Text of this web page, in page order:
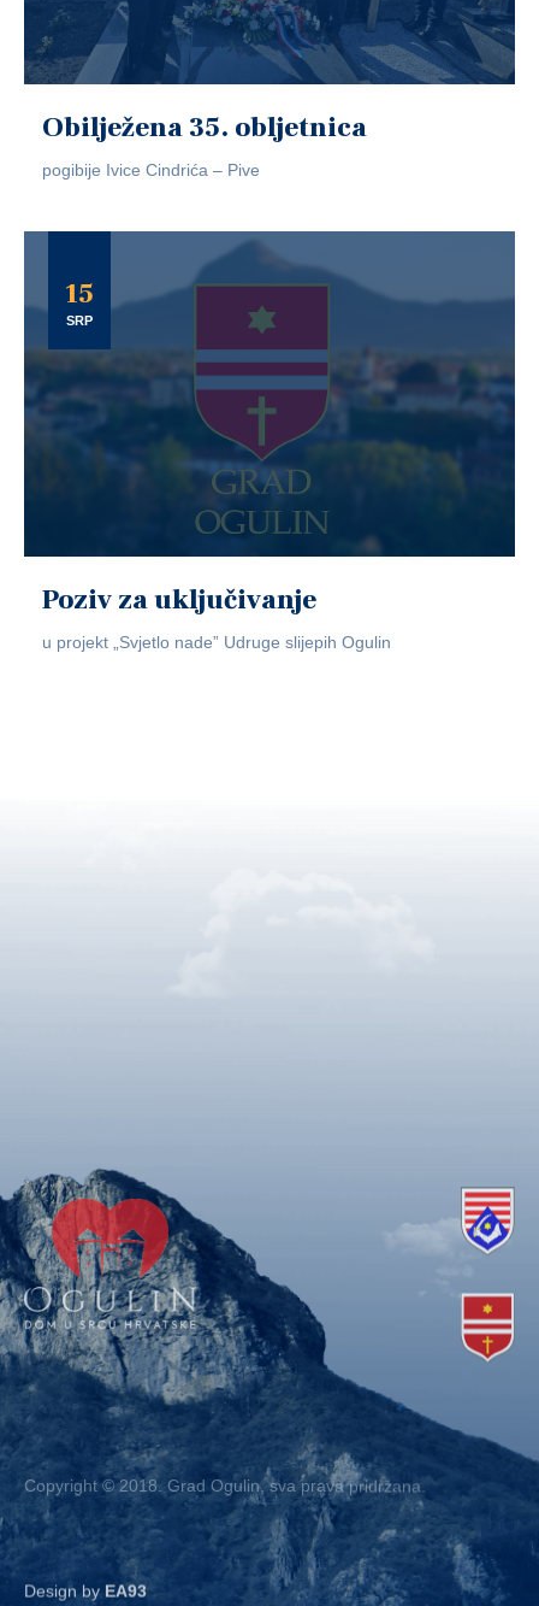
Obilježena 35. obljetnica
pogibije Ivice Cindrića – Pive
15
SRP
Poziv za uključivanje
u projekt „Svjetlo nade” Udruge slijepih Ogulin
Copyright © 2018. Grad Ogulin, sva prava pridržana.
Design byEA93